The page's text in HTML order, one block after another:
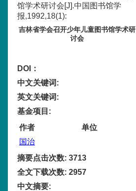
馆学术研讨会[J].中国图书馆学
报,1992,18(1):
吉林省学会召开少年儿童图书馆学术研
讨会
DOI：
中文关键词:
英文关键词:
基金项目 :
作者
单位
国治
摘要点击次数: 3713
全文下载次数: 2957
中文摘要: